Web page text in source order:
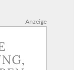
Anzeige